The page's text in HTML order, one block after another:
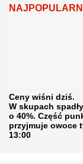
Ceny wiśni dziś.
W skupach
o 40%. Część
przyjmuje owoce
13:00